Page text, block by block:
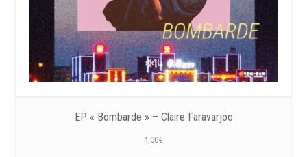
EP « Bombarde » – Claire Faravarjoo
4,00€